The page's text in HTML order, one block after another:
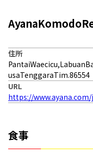
住所
usaTenggaraTim.86554
URL
https://
食事